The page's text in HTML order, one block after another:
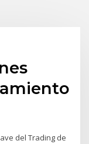
del Trading de